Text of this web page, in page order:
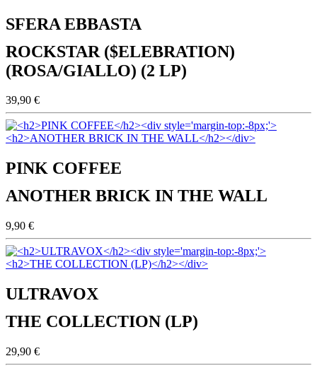
SFERA EBBASTA
ROCKSTAR ($ELEBRATION)
(ROSA/GIALLO) (2 LP)
39,90 €
PINK COFFEE
ANOTHER BRICK IN THE WALL
9,90 €
ULTRAVOX
THE COLLECTION (LP)
29,90 €